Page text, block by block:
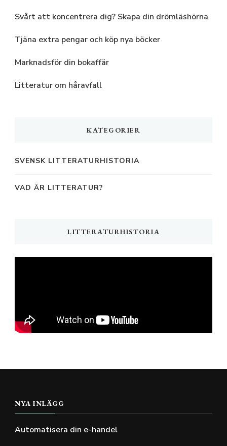
Svårt att koncentrera dig? Skapa din drömläshörna
Tjäna extra pengar och köp nya böcker
Marknadsför din bokaffär
Litteratur om håravfall
KATEGORIER
SVENSK LITTERATURHISTORIA
VAD ÄR LITTERATUR?
LITTERATURHISTORIA
NYA INLÄGG
Automatisera din e-handel